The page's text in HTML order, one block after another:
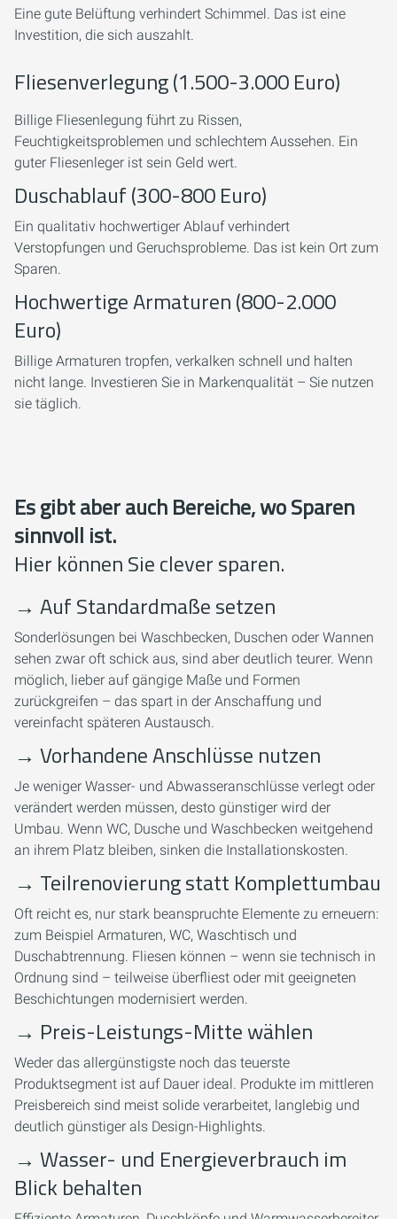
Eine gute Belüftung verhindert Schimmel. Das ist eine
Investition, die sich auszahlt.
Fliesenverlegung (1.500-3.000 Euro)
Billige Fliesenlegung führt zu Rissen,
Feuchtigkeitsproblemen und schlechtem Aussehen. Ein
guter Fliesenleger ist sein Geld wert.
Duschablauf (300-800 Euro)
Ein qualitativ hochwertiger Ablauf verhindert
Verstopfungen und Geruchsprobleme. Das ist kein Ort zum
Sparen.
Hochwertige Armaturen (800-2.000
Euro)
Billige Armaturen tropfen, verkalken schnell und halten
nicht lange. Investieren Sie in Markenqualität – Sie nutzen
sie täglich.
Es gibt aber auch Bereiche, wo Sparen
sinnvoll ist.
Hier können Sie clever sparen.
→ Auf Standardmaße setzen
Sonderlösungen bei Waschbecken, Duschen oder Wannen
sehen zwar oft schick aus, sind aber deutlich teurer. Wenn
möglich, lieber auf gängige Maße und Formen
zurückgreifen – das spart in der Anschaffung und
vereinfacht späteren Austausch.
→ Vorhandene Anschlüsse nutzen
Je weniger Wasser- und Abwasseranschlüsse verlegt oder
verändert werden müssen, desto günstiger wird der
Umbau. Wenn WC, Dusche und Waschbecken weitgehend
an ihrem Platz bleiben, sinken die Installationskosten.
→ Teilrenovierung statt Komplettumbau
Oft reicht es, nur stark beanspruchte Elemente zu erneuern:
zum Beispiel Armaturen, WC, Waschtisch und
Duschabtrennung. Fliesen können – wenn sie technisch in
Ordnung sind – teilweise überfliest oder mit geeigneten
Beschichtungen modernisiert werden.
→ Preis-Leistungs-Mitte wählen
Weder das allergünstigste noch das teuerste
Produktsegment ist auf Dauer ideal. Produkte im mittleren
Preisbereich sind meist solide verarbeitet, langlebig und
deutlich günstiger als Design-Highlights.
→ Wasser- und Energieverbrauch im
Blick behalten